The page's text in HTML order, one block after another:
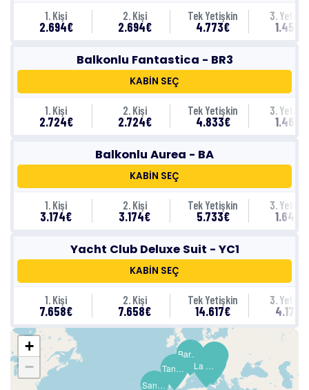
1. Kişi
2.694€
2. Kişi
2.694€
Tek Yetişkin
4.773€
3.
1.454€
Balkonlu Fantastica - BR3
KABİN SEÇ
1. Kişi
2.724€
2. Kişi
2.724€
Tek Yetişkin
4.833€
3.
1.464€
Balkonlu Aurea - BA
KABİN SEÇ
1. Kişi
3.174€
2. Kişi
3.174€
Tek Yetişkin
5.733€
3.
1.644€
Yacht Club Deluxe Suit - YC1
KABİN SEÇ
1. Kişi
7.658€
2. Kişi
7.658€
Tek Yetişkin
14.617€
3.
4.178€
Santa Cruz de Tenerife (Kanarya Adaları)
Tangier (Tetouan)
Barselona
La Goulette
+
−